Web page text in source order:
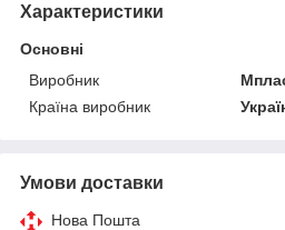
Характеристики
Основні
Виробник
Країна виробник
Умови доставки
Нова Пошта